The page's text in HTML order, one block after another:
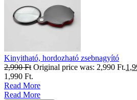
Kinyitható, hordozható zsebnagyító
2,990Ft Original price was: 2,990 Ft.
1,990 Ft.
Read More
Read More